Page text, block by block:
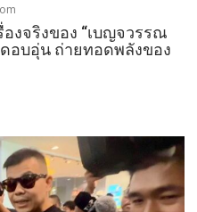
องจริงของ “เบญจวรรณ
อบอุ่น ถ่ายทอดพลังของ